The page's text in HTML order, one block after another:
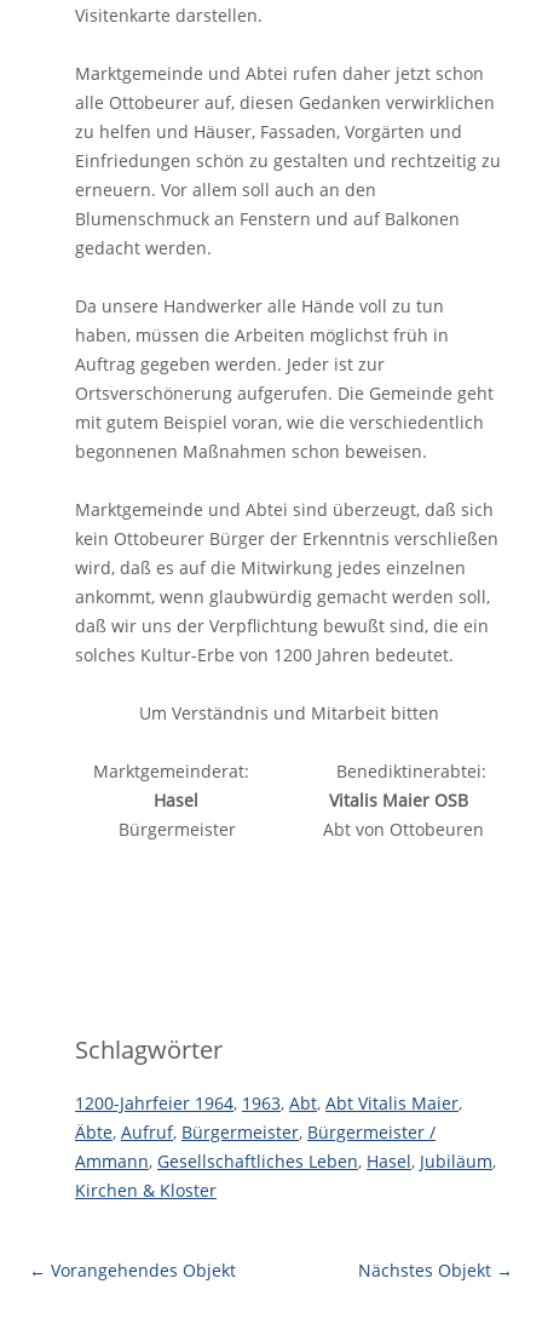
Visitenkarte darstellen.
Marktgemeinde und Abtei rufen daher jetzt schon
alle Ottobeurer auf, diesen Gedanken verwirklichen
zu helfen und Häuser, Fassaden, Vorgärten und
Einfriedungen schön zu gestalten und rechtzeitig zu
erneuern. Vor allem soll auch an den
Blumenschmuck an Fenstern und auf Balkonen
gedacht werden.
Da unsere Handwerker alle Hände voll zu tun
haben, müssen die Arbeiten möglichst früh in
Auftrag gegeben werden. Jeder ist zur
Ortsverschönerung aufgerufen. Die Gemeinde geht
mit gutem Beispiel voran, wie die verschiedentlich
begonnenen Maßnahmen schon beweisen.
Marktgemeinde und Abtei sind überzeugt, daß sich
kein Ottobeurer Bürger der Erkenntnis verschließen
wird, daß es auf die Mitwirkung jedes einzelnen
ankommt, wenn glaubwürdig gemacht werden soll,
daß wir uns der Verpflichtung bewußt sind, die ein
solches Kultur-Erbe von 1200 Jahren bedeutet.
Um Verständnis und Mitarbeit bitten
Marktgemeinderat: Benediktinerabtei:
Hasel
Vitalis Maier OSB
Bürgermeister Abt von Ottobeuren
Schlagwörter
1200-Jahrfeier 1964, 1963, Abt, Abt Vitalis Maier,
Äbte, Aufruf, Bürgermeister, Bürgermeister /
Ammann, Gesellschaftliches Leben, Hasel, Jubiläum,
Kirchen & Kloster
← Vorangehendes Objekt Nächstes Objekt →